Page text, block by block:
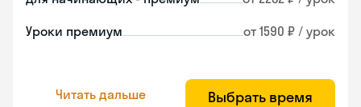
Уроки премиум от 1590 ₽ / урок
Читать дальше Выбрать время